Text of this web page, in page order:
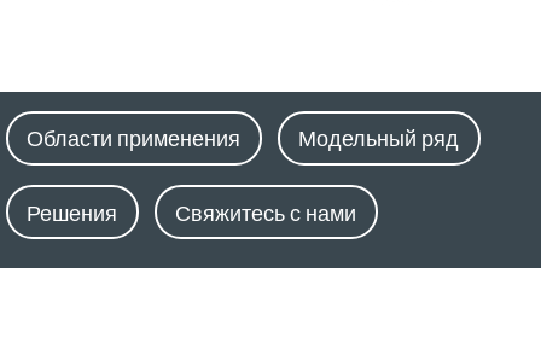
Области применения Модельный ряд
Решения Свяжитесь с нами